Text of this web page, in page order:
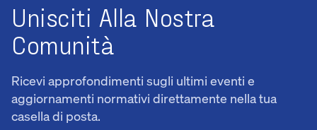
Unisciti Alla Nostra
Comunità
Ricevi approfondimenti sugli ultimi eventi e
aggiornamenti normativi direttamente nella tua
casella di posta.